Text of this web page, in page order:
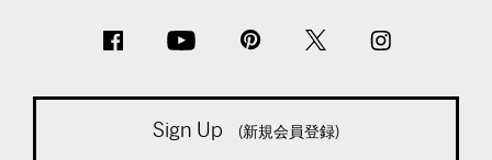
Sign Up (新規会員登録)